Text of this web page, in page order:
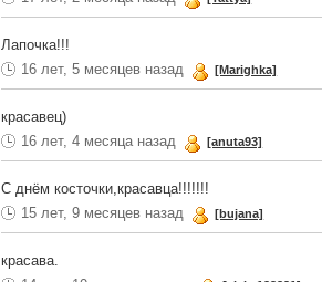
Лапочка!!!
16 лет, 5 месяцев назад
[Marighka]
красавец)
16 лет, 4 месяца назад
[anuta93]
С днём косточки,красавца!!!!!!!
15 лет, 9 месяцев назад
[bujana]
красава.